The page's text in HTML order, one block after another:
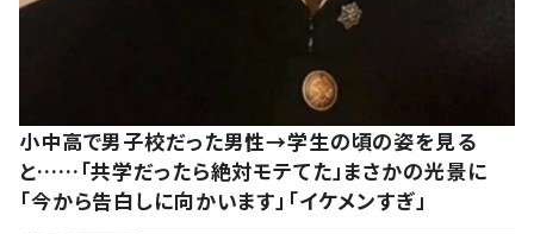
小中高で男子校だった男性→学生の頃の姿を見る
と……「共学だったら絶対モテてた」まさかの光景に
「今から告白しに向かいます」「イケメンすぎ」